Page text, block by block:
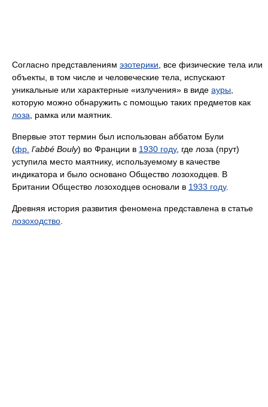
Согласно представлениям эзотерики , все физические тела или
объекты, в том числе и человеческие тела, испускают
уникальные или характерные «излучения» в виде ауры
которую можно обнаружить с помощью таких предметов как
лоза , рамка или маятник.
Впервые этот термин был использован аббатом Були
(фр. l’abbé Bouly) во Франции в 1930 году, где лоза (прут)
уступила место маятнику, используемому в качестве
индикатора и было основано Общество лозоходцев. В
Британии Общество лозоходцев основали в 1933 году.
Древняя история развития феномена представлена в статье
лозоходство